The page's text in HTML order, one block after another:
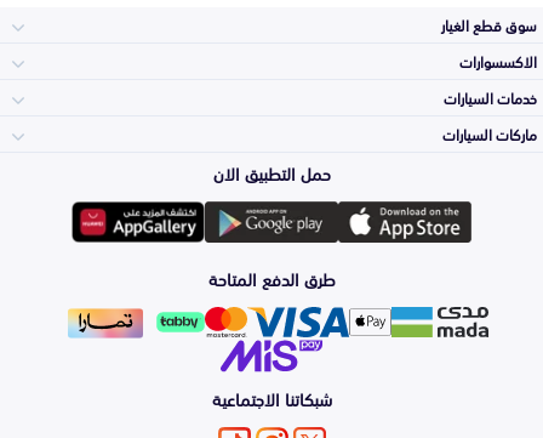
سوق قطع الغيار
المكائن، القيرات
وملحقاتها
الشمعات
والاصطبات (الاضاءة)
الفرامل والأقمشة
الاكسسوارات
لوازم الرحلات
اكسسوارات العناية
الزيوت و السوائل
خدمات السيارات
الأكثر مبيعاً
التلميع والعناية
ماركات السيارات
تويوتا
هيونداي
كيا
حمل التطبيق الان
طرق الدفع المتاحة
شبكاتنا الاجتماعية